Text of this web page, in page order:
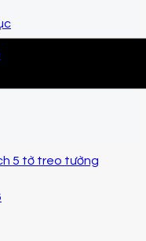
5 tờ treo tường